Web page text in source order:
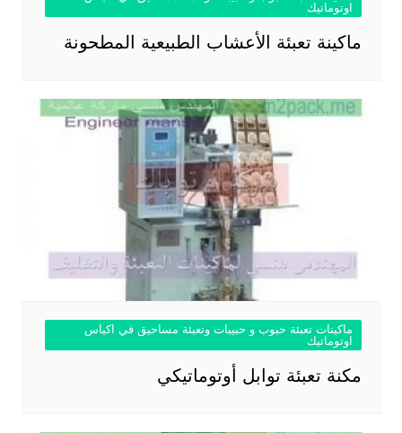
اوتوماتيك
ماكينة تعبئة الأعشاب الطبيعية المطحونة
ماكينات تعبئة حبوب و حبيبات وتعبئة مساحيق في اكياس
اوتوماتيك
مكنة تعبئة توابل أوتوماتيكي